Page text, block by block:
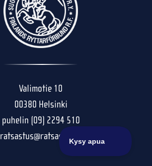
Valimotie 10
00380 Helsinki
puhelin (09) 2294 510
ratsastus@ratsastus.fi